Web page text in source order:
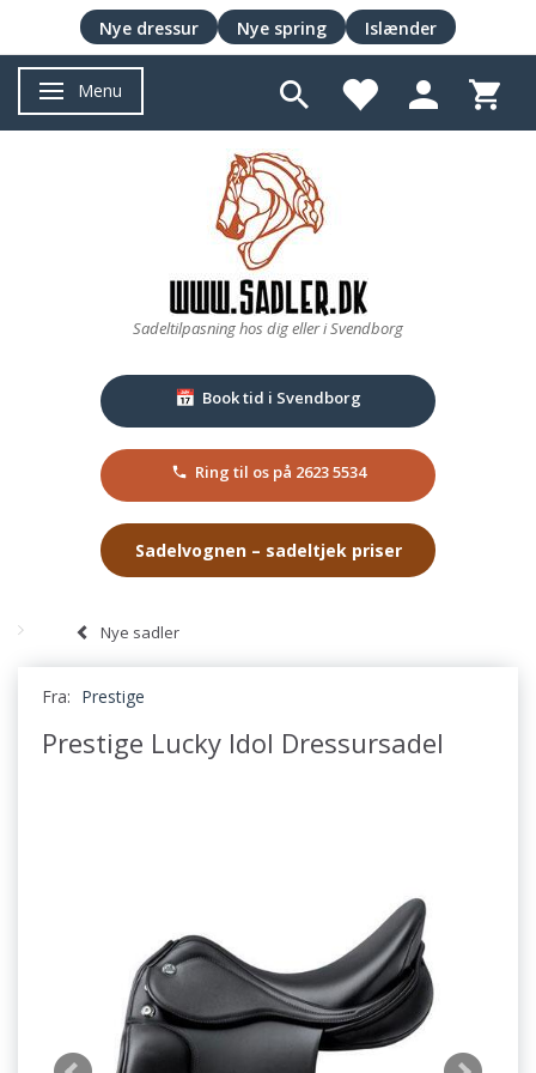
Skifte navigation
Menu
Sadeltilpasning hos dig eller i Svendborg
📅 Book tid i Svendborg
Ring til os på 2623 5534
Sadelvognen – sadeltjek priser
Nye sadler
Fra: Prestige
Prestige Lucky Idol Dressursadel
Nye dressur Nye spring Islænder